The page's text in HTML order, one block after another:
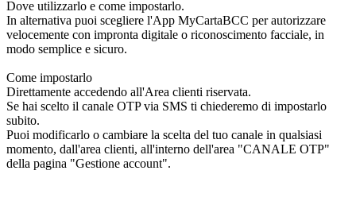
Dove utilizzarlo e come impostarlo.
In alternativa puoi scegliere l'App MyCartaBCC per autorizzare
velocemente con impronta digitale o riconoscimento facciale, in
modo semplice e sicuro.
Come impostarlo
Direttamente accedendo all'Area clienti riservata.
Se hai scelto il canale OTP via SMS ti chiederemo di impostarlo
subito.
Puoi modificarlo o cambiare la scelta del tuo canale in qualsiasi
momento, dall'area clienti, all'interno dell'area "CANALE OTP"
della pagina "Gestione account".